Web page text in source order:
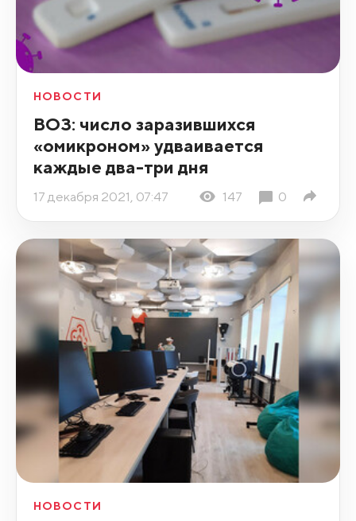
НОВОСТИ
ВОЗ: число заразившихся
«омикроном» удваивается
каждые два-три дня
17 декабря 2021, 07:47 147 0
НОВОСТИ